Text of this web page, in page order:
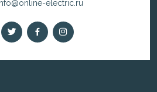
electric.ru